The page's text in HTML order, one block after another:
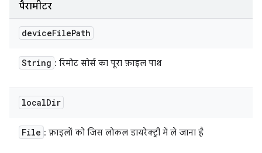
पैरामीटर
deviceFilePath
String : रिमोट सोर्स का पूरा फ़ाइल पाथ
localDir
File : फ़ाइलों को जिस लोकल डायरेक्ट्री में ले जाना है